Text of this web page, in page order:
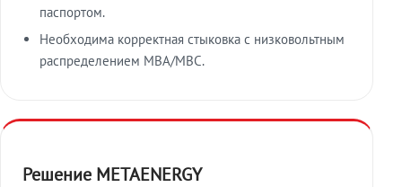
паспортом.
Необходима корректная стыковка с низковольтным
распределением МВА/МВС.
Решение METAENERGY